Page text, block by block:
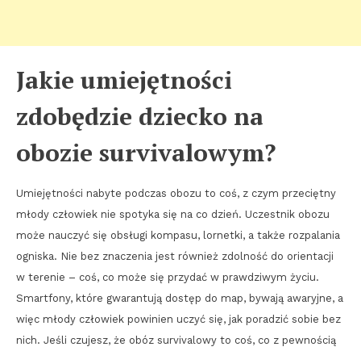
Jakie umiejętności
zdobędzie dziecko na
obozie survivalowym?
Umiejętności nabyte podczas obozu to coś, z czym przeciętny
młody człowiek nie spotyka się na co dzień. Uczestnik obozu
może nauczyć się obsługi kompasu, lornetki, a także rozpalania
ogniska. Nie bez znaczenia jest również zdolność do orientacji
w terenie – coś, co może się przydać w prawdziwym życiu.
Smartfony, które gwarantują dostęp do map, bywają awaryjne, a
więc młody człowiek powinien uczyć się, jak poradzić sobie bez
nich. Jeśli czujesz, że obóz survivalowy to coś, co z pewnością